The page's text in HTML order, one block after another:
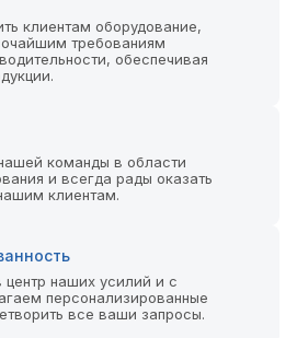
клиентам оборудование,
требованиям
обеспечивая
команды в области
и всегда рады оказать
клиентам.
наших усилий и с
персонализированные
все ваши запросы.